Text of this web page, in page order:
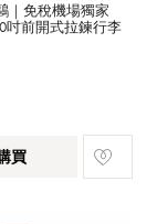
｜免稅機場獨家
吋前開式拉鍊行李
買